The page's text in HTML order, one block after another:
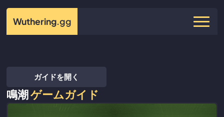
Wuthering.gg
ガイドを開く
鳴潮ゲームガイド